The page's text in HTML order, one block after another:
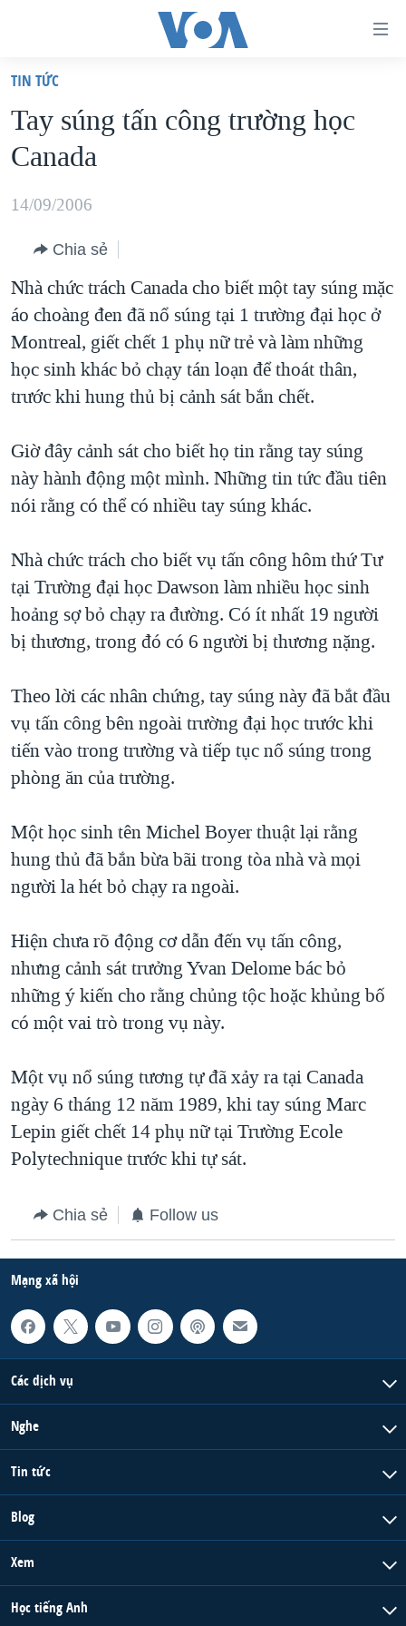
truy
cập
Tới
dung
chính
điều
hướng
chính
Đi
tới
VIỆT NAM
HOA KỲ
BIỂN ĐÔNG
BLOG
DIỄN ĐÀN
MỤC
TỰ DO BÁO CHÍ
VẠCH TRẦN TIN GIẢ
ĐỜI SỐNG
SỨC KHOẺ
VĂN HOÁ
THỂ THAO
GIÁO DỤC
CHUYÊN ĐỀ
CHIẾN TRANH THƯƠNG MẠI CỦA MỸ: QUÁ KHỨ VÀ HIỆN
HÀNH TRÌNH BẦU CỬ 2024
MỘT NĂM CHIẾN TRANH TẠI DẢI GAZA
GIẢI MÃ VÀNH ĐAI & CON ĐƯỜNG
TRỊNH VĨNH BÌNH - NGƯỜI HẠ 'BÊN THẮNG CUỘC'
GROUND ZERO – XƯA VÀ NAY
CHI PHÍ CHIẾN TRANH AFGHANISTAN
THƯỢNG ĐỈNH TRUMP-KIM TẠI VIỆT NAM
TRỊNH VĨNH BÌNH VS. CHÍNH PHỦ VIỆT NAM
NGƯ DÂN VIỆT VÀ LÀN SÓNG TRỘM HẢI SÂM
QUAN HỆ VIỆT MỸ
HỌC TIẾNG ANH
NGHE
MẠNG XÃ HỘI
Ngôn ngữ khác
TIN TỨC
Tay súng tấn công trường học
Canada
14/09/2006
Chia sẻ
Nhà chức trách Canada cho biết một tay súng mặc
áo choàng đen đã nổ súng tại 1 trường đại học ở
Montreal, giết chết 1 phụ nữ trẻ và làm những
học sinh khác bỏ chạy tán loạn để thoát thân,
trước khi hung thủ bị cảnh sát bắn chết.
Giờ đây cảnh sát cho biết họ tin rằng tay súng
này hành động một mình. Những tin tức đầu tiên
nói rằng có thể có nhiều tay súng khác.
Nhà chức trách cho biết vụ tấn công hôm thứ Tư
tại Trường đại học Dawson làm nhiều học sinh
hoảng sợ bỏ chạy ra đường. Có ít nhất 19 người
bị thương, trong đó có 6 người bị thương nặng.
Theo lời các nhân chứng, tay súng này đã bắt đầu
vụ tấn công bên ngoài trường đại học trước khi
tiến vào trong trường và tiếp tục nổ súng trong
phòng ăn của trường.
Một học sinh tên Michel Boyer thuật lại rằng
hung thủ đã bắn bừa bãi trong tòa nhà và mọi
người la hét bỏ chạy ra ngoài.
Hiện chưa rõ động cơ dẫn đến vụ tấn công,
nhưng cảnh sát trưởng Yvan Delome bác bỏ
những ý kiến cho rằng chủng tộc hoặc khủng bố
có một vai trò trong vụ này.
Một vụ nổ súng tương tự đã xảy ra tại Canada
ngày 6 tháng 12 năm 1989, khi tay súng Marc
Lepin giết chết 14 phụ nữ tại Trường Ecole
Polytechnique trước khi tự sát.
Chia sẻ Follow us
Mạng xã hội
Các dịch vụ
Nghe
Tin tức
Blog
Xem
Học tiếng Anh